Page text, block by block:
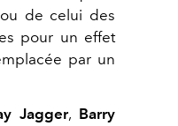
de celui des
pour un effet
par un
Jagger, Barry